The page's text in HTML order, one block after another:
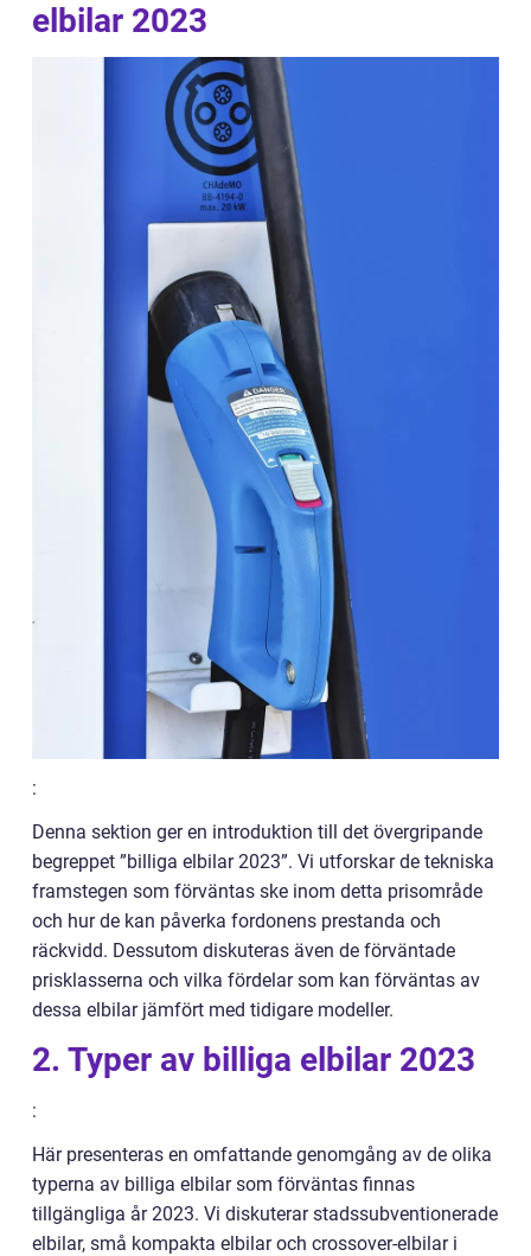
elbilar 2023
:
Denna sektion ger en introduktion till det övergripande
begreppet ”billiga elbilar 2023”. Vi utforskar de tekniska
framstegen som förväntas ske inom detta prisområde
och hur de kan påverka fordonens prestanda och
räckvidd. Dessutom diskuteras även de förväntade
prisklasserna och vilka fördelar som kan förväntas av
dessa elbilar jämfört med tidigare modeller.
2. Typer av billiga elbilar 2023
:
Här presenteras en omfattande genomgång av de olika
typerna av billiga elbilar som förväntas finnas
tillgängliga år 2023. Vi diskuterar stadssubventionerade
elbilar, små kompakta elbilar och crossover-elbilar i